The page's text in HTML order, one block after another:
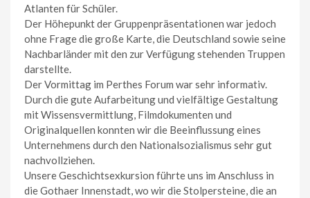
Atlanten für Schüler.
Der Höhepunkt der Gruppenpräsentationen war jedoch
ohne Frage die große Karte, die Deutschland sowie seine
Nachbarländer mit den zur Verfügung stehenden Truppen
darstellte.
Der Vormittag im Perthes Forum war sehr informativ.
Durch die gute Aufarbeitung und vielfältige Gestaltung
mit Wissensvermittlung, Filmdokumenten und
Originalquellen konnten wir die Beeinflussung eines
Unternehmens durch den Nationalsozialismus sehr gut
nachvollziehen.
Unsere Geschichtsexkursion führte uns im Anschluss in
die Gothaer Innenstadt, wo wir die Stolpersteine, die an